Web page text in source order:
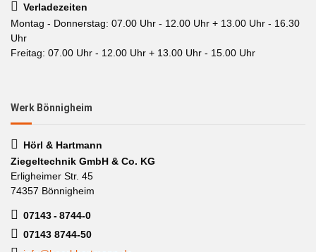
Verladezeiten
Montag - Donnerstag: 07.00 Uhr - 12.00 Uhr + 13.00 Uhr - 16.30
Uhr
Freitag: 07.00 Uhr - 12.00 Uhr + 13.00 Uhr - 15.00 Uhr
Werk Bönnigheim
Hörl & Hartmann
Ziegeltechnik GmbH & Co. KG
Erligheimer Str. 45
74357 Bönnigheim
07143 - 8744-0
07143 8744-50